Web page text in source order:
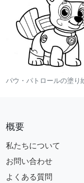
概要
私たちについて
お問い合わせ
よくある質問